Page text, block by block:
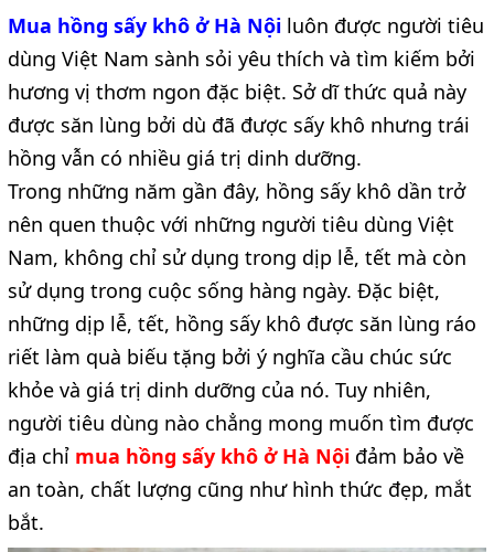
Mua hồng sấy khô ở Hà Nội luôn được người tiêu
dùng Việt Nam sành sỏi yêu thích và tìm kiếm bởi
hương vị thơm ngon đặc biệt. Sở dĩ thức quả này
được săn lùng bởi dù đã được sấy khô nhưng trái
hồng vẫn có nhiều giá trị dinh dưỡng.
Trong những năm gần đây, hồng sấy khô dần trở
nên quen thuộc với những người tiêu dùng Việt
Nam, không chỉ sử dụng trong dịp lễ, tết mà còn
sử dụng trong cuộc sống hàng ngày. Đặc biệt,
những dịp lễ, tết, hồng sấy khô được săn lùng ráo
riết làm quà biếu tặng bởi ý nghĩa cầu chúc sức
khỏe và giá trị dinh dưỡng của nó. Tuy nhiên,
người tiêu dùng nào chẳng mong muốn tìm được
địa chỉ mua hồng sấy khô ở Hà Nội đảm bảo về
an toàn, chất lượng cũng như hình thức đẹp, mắt
bắt.